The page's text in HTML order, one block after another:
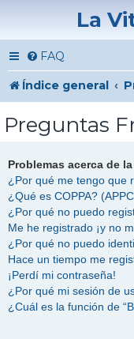
La
FAQ
Índice general
Preguntas
Problemas acerca de
¿Por qué me tengo que
¿Qué es COPPA?
¿Por qué no puedo
Me he registrado ¡y no
¿Por qué no puedo
Hace un tiempo me
¡Perdí mi contraseña!
¿Por qué mi sesión de
¿Cuál es la función de